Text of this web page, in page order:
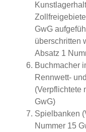
GwG
überschritten
Absatz 1
Buchmacher
Rennwett-
(Verpflichtete
GwG)
Spielbanken
Nummer 15